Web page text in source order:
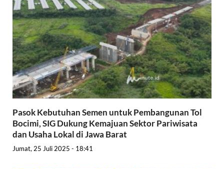
Pasok Kebutuhan Semen untuk Pembangunan Tol
Bocimi, SIG Dukung Kemajuan Sektor Pariwisata
dan Usaha Lokal di Jawa Barat
Jumat, 25 Juli 2025 - 18:41